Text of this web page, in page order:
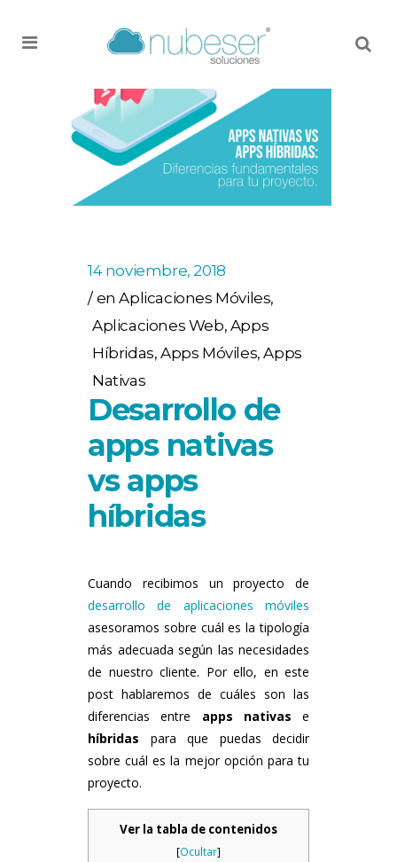
14 noviembre, 2018
enAplicaciones Móviles,
Aplicaciones Web, Apps
Híbridas,Apps Móviles,Apps
Nativas
Desarrollo de
apps nativas
vs apps
híbridas
Cuando recibimos un proyecto de
desarrollo de aplicaciones móviles
asesoramos sobre cuál es la tipología
más adecuada según las necesidades
de nuestro cliente. Por ello, en este
post hablaremos de cuáles son las
diferencias entre apps nativas e
híbridas para que puedas decidir
sobre cuál es la mejor opción para tu
proyecto.
Ver la tabla de contenidos
[Ocultar]